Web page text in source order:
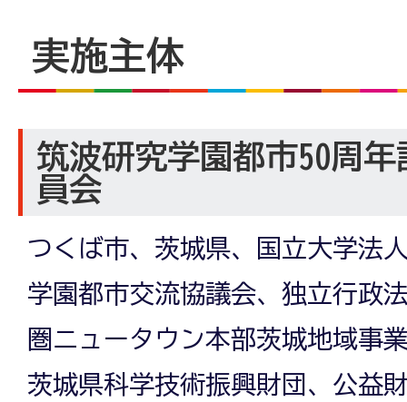
実施主体
筑波研究学園都市50周
員会
つくば市、茨城県、国立大学法
学園都市交流協議会、独立行政
圏ニュータウン本部茨城地域事
茨城県科学技術振興財団、公益